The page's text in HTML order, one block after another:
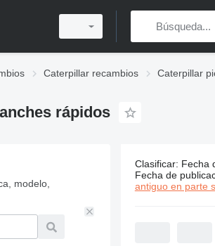
Caterpillar recambios Caterpillar
rápidos
modelo,
337 anuncios:
Precio:
Clasificar: Fecha
Fecha de
antiguo en parte